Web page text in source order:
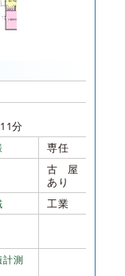
分
専任
古屋
あり
工業
計測